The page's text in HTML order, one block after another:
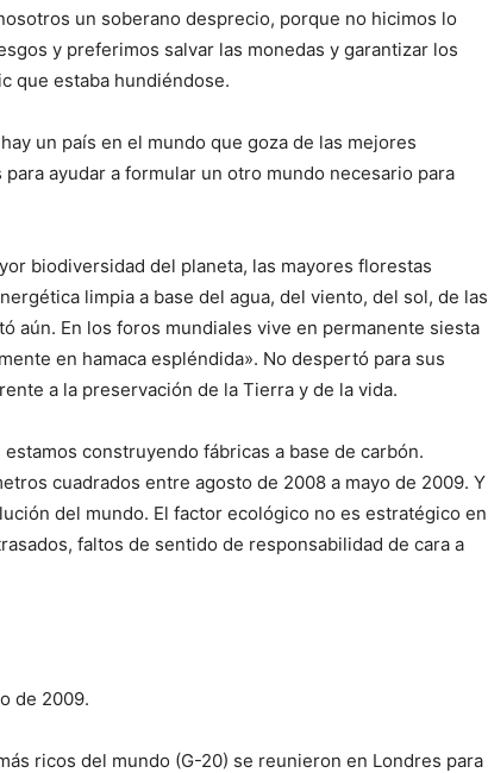
un soberano desprecio, porque no hicimos lo
y preferimos salvar las monedas y garantizar los
que estaba hundiéndose.
un país en el mundo que goza de las mejores
ayudar a formular un otro mundo necesario para
biodiversidad del planeta, las mayores florestas
limpia a base del agua, del viento, del sol, de las
aún. En los foros mundiales vive en permanente siesta
en hamaca espléndida». No despertó para sus
a la preservación de la Tierra y de la vida.
construyendo fábricas a base de carbón.
cuadrados entre agosto de 2008 a mayo de 2009. Y
del mundo. El factor ecológico no es estratégico en
faltos de sentido de responsabilidad de cara a
de 2009.
ricos del mundo (G-20) se reunieron en Londres para